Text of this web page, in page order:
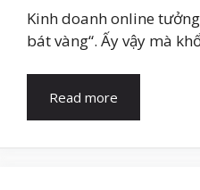
Kinh doanh online
bát vàng“. Ấy vậy mà
Read more